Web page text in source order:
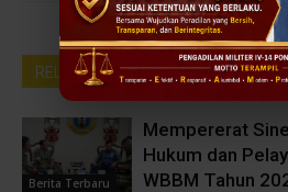
RELATED ARTICLES MORE
Berita Terbaru
Mempererat
Hukum dan
WBBM Tahun